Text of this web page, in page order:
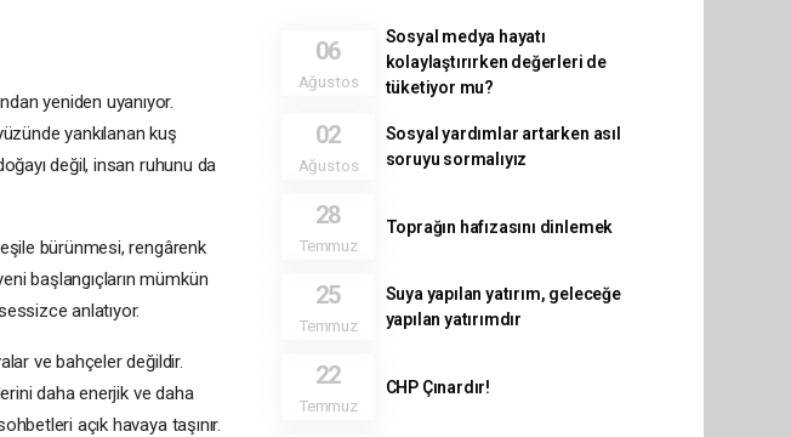
yeniden uyanıyor.
yankılanan kuş
değil, insan ruhunu da
bürünmesi, rengârenk
başlangıçların mümkün
anlatıyor.
ve bahçeler değildir.
daha enerjik ve daha
açık havaya taşınır.
06
Ağustos
Sosyal medya hayatı
kolaylaştırırken değerleri de
tüketiyor mu?
02
Ağustos
Sosyal yardımlar artarken asıl
soruyu sormalıyız
28
Temmuz
Toprağın hafızasını dinlemek
25
Temmuz
Suya yapılan yatırım, geleceğe
yapılan yatırımdır
22
Temmuz
CHP Çınardır!